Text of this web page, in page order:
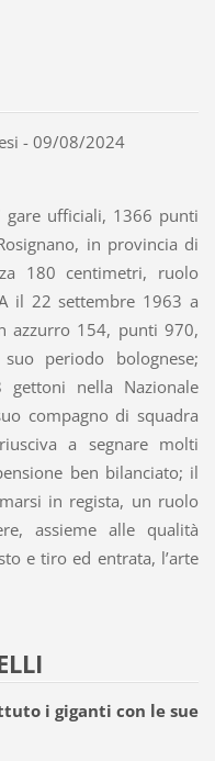
- 09/08/2024
ufficiali, 1366 punti
in provincia di
180 centimetri, ruolo
il 22 settembre 1963 a
azzurro 154, punti 970,
periodo bolognese;
nella Nazionale
compagno di squadra
a segnare molti
ben bilanciato; il
in regista, un ruolo
assieme alle qualità
e tiro ed entrata, l’arte
i giganti con le sue